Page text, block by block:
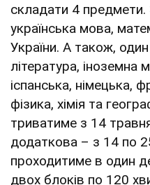
складати 4 предмети.
українська мова,
України. А також,
література, іноземна
іспанська, німецька,
фізика, хімія та
триватиме з 14
додаткова – з 14 по
проходитиме в один
двох блоків по 120